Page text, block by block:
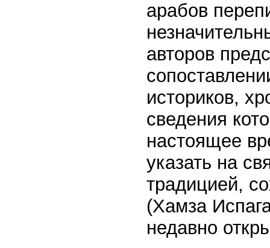
арабов
авторов
историков,
сведения
настоящее
указать на
традицией,
(Хамза
недавно